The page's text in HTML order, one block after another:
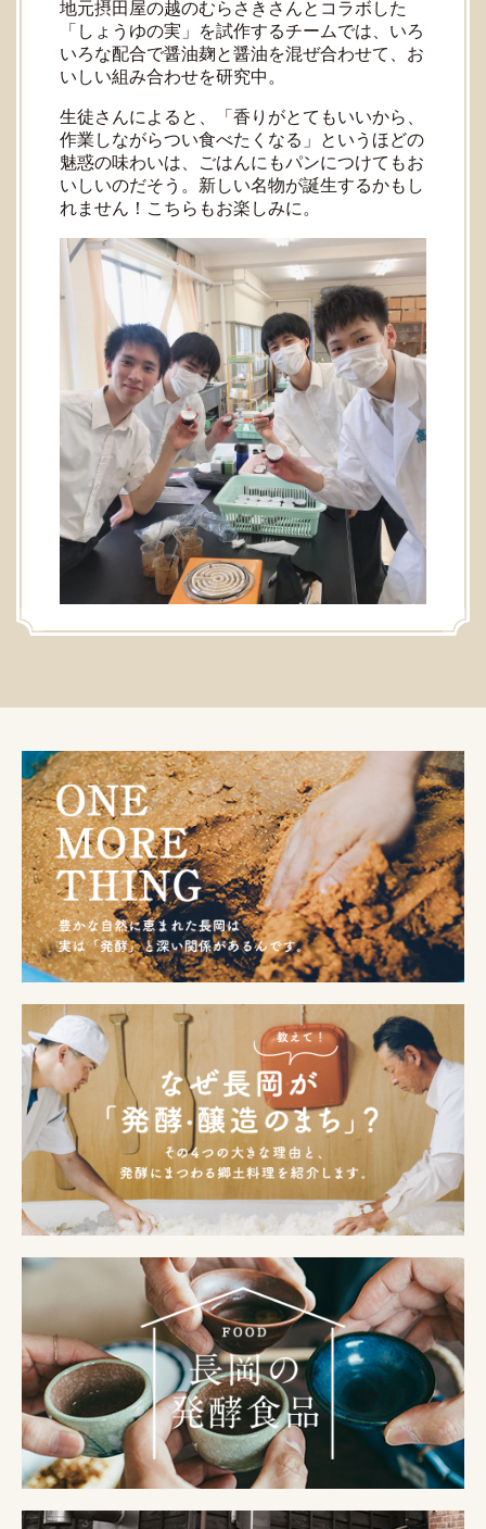
地元摂田屋の越のむらさきさんとコラボした
「しょうゆの実」を試作するチームでは、いろ
いろな配合で醤油麹と醤油を混ぜ合わせて、お
いしい組み合わせを研究中。
生徒さんによると、「香りがとてもいいから、
作業しながらつい食べたくなる」というほどの
魅惑の味わいは、ごはんにもパンにつけてもお
いしいのだそう。新しい名物が誕生するかもし
れません！こちらもお楽しみに。